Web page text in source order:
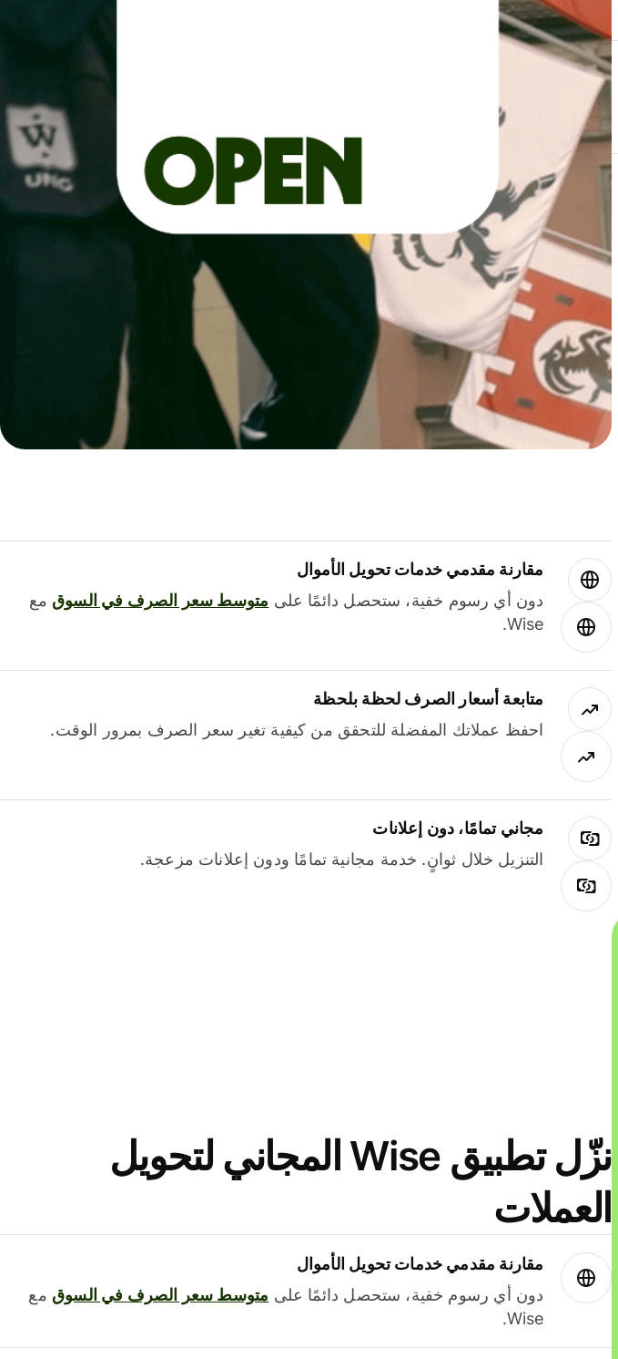
مقارنة مقدمي خدمات تحويل الأموال
دون أي رسوم خفية، ستحصل دائمًا على متوسط ​​سعر الصرف في السوق مع
Wise.
متابعة أسعار الصرف لحظة بلحظة
احفظ عملاتك المفضلة للتحقق من كيفية تغير سعر الصرف بمرور الوقت.
مجاني تمامًا، دون إعلانات
التنزيل خلال ثوانٍ. خدمة مجانية تمامًا ودون إعلانات مزعجة.
نزّل تطبيق Wise المجاني لتحويل
العملات
مقارنة مقدمي خدمات تحويل الأموال
دون أي رسوم خفية، ستحصل دائمًا على متوسط ​​سعر الصرف في السوق مع
Wise.